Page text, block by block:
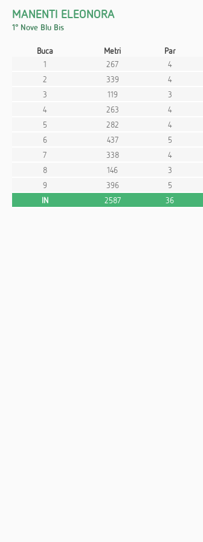
MANENTI ELEONORA
1° Nove Blu Bis
Buca Metri Par
1
267 4
2
339 4
3
119 3
4
263 4
5
282 4
6
437 5
7
338 4
8
146 3
9
396 5
IN
2587 36